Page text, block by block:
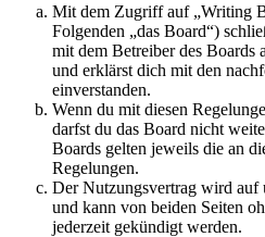
Mit dem Zugriff auf „Writing
Folgenden „das Board“)
mit dem Betreiber des Boards
und erklärst dich mit den
einverstanden.
Wenn du mit diesen
darfst du das Board nicht
Boards gelten jeweils die an
Regelungen.
Der Nutzungsvertrag wird auf
und kann von beiden Seiten
jederzeit gekündigt werden.